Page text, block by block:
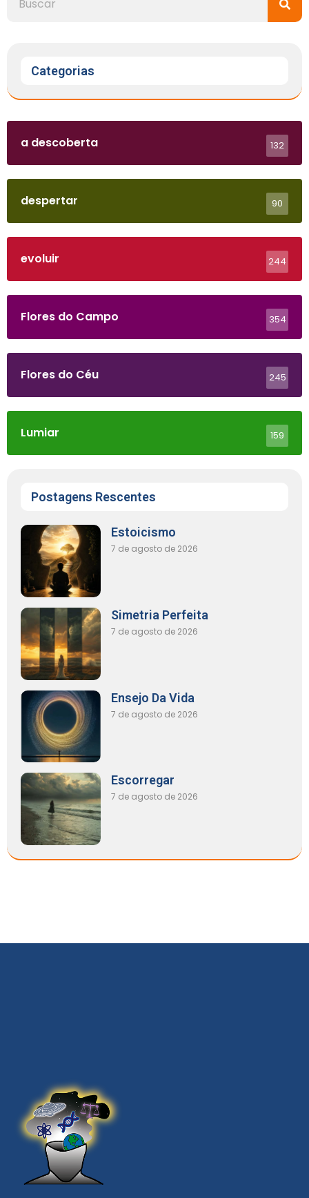
Categorias
a descoberta 132
despertar 90
evoluir 244
Flores do Campo 354
Flores do Céu 245
Lumiar 159
Postagens Rescentes
Estoicismo
7 de agosto de 2026
Simetria Perfeita
7 de agosto de 2026
Ensejo Da Vida
7 de agosto de 2026
Escorregar
7 de agosto de 2026